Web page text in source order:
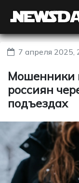
7 апреля 2025,
Мошенники
россиян
подъездах